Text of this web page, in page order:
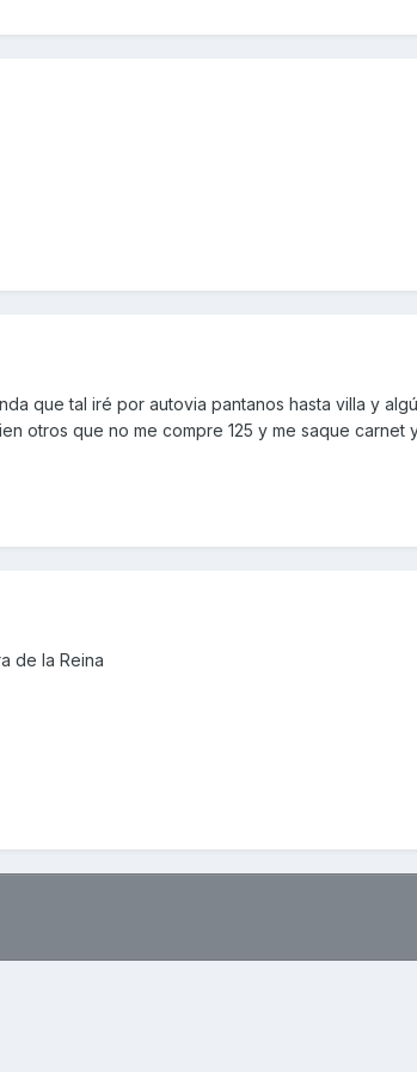
que tal iré por autovia pantanos hasta villa y
otros que no me compre 125 y me saque carnet
de la Reina